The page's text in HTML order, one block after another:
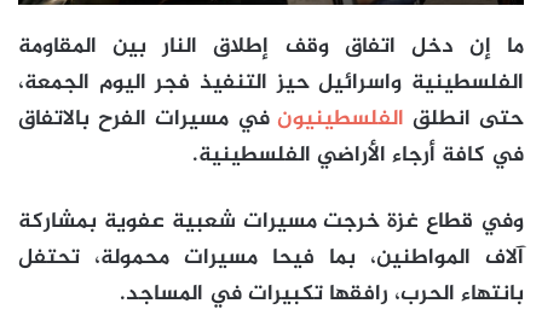
ما إن دخل اتفاق وقف إطلاق النار بين المقاومة
الفلسطينية واسرائيل حيز التنفيذ فجر اليوم الجمعة،
حتى انطلق الفلسطينيونفي مسيرات الفرح بالاتفاق
في كافة أرجاء الأراضي الفلسطينية.
وفي قطاع غزة خرجت مسيرات شعبية عفوية بمشاركة
آلاف المواطنين، بما فيحا مسيرات محمولة، تحتفل
بانتهاء الحرب، رافقها تكبيرات في المساجد.